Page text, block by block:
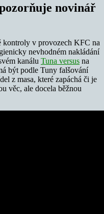
novinář
kontroly v provozech KFC na
nevhodném nakládání
kanálu Tuna versus na
být podle Tuny falšování
z masa, které zapáchá či je
věc, ale docela běžnou